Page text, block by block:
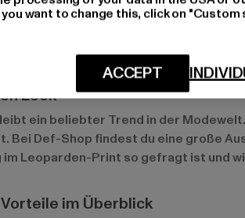
Look
ein beliebter Trend in der
Bei Def-Shop findest du eine große
Leoparden-Print so gefragt ist und
im Überblick
want to change this, click on
ACCEPT